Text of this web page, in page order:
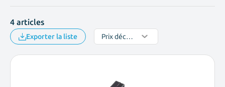
4 articles
Exporter la liste